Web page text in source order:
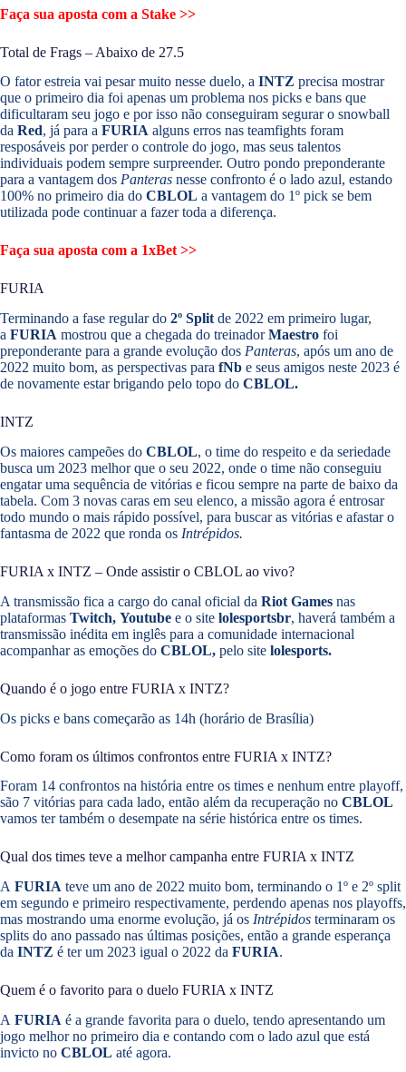
Faça sua aposta com a Stake >>
Total de Frags – Abaixo de 27.5
O fator estreia vai pesar muito nesse duelo, a INTZ precisa mostrar
que o primeiro dia foi apenas um problema nos picks e bans que
dificultaram seu jogo e por isso não conseguiram segurar o snowball
da Red, já para a FURIA alguns erros nas teamfights foram
resposáveis por perder o controle do jogo, mas seus talentos
individuais podem sempre surpreender. Outro pondo preponderante
para a vantagem dos Panteras nesse confronto é o lado azul, estando
100% no primeiro dia do CBLOL a vantagem do 1º pick se bem
utilizada pode continuar a fazer toda a diferença.
Faça sua aposta com a 1xBet>>
FURIA
Terminando a fase regular do 2º Split de 2022 em primeiro lugar,
a FURIA mostrou que a chegada do treinadorMaestro foi
preponderante para a grande evolução dos Panteras, após um ano de
2022 muito bom, as perspectivas para fNb e seus amigos neste 2023 é
de novamente estar brigando pelo topo do CBLOL.
INTZ
Os maiores campeões do CBLOL, o time do respeito e da seriedade
busca um 2023 melhor que o seu 2022, onde o time não conseguiu
engatar uma sequência de vitórias e ficou sempre na parte de baixo da
tabela. Com 3 novas caras em seu elenco, a missão agora é entrosar
todo mundo o mais rápido possível, para buscar as vitórias e afastar o
fantasma de 2022 que ronda os Intrépidos.
FURIA x INTZ – Onde assistir o CBLOL ao vivo?
A transmissão fica a cargo do canal oficial da Riot Games nas
plataformas Twitch, Youtube e o site lolesportsbr, haverá também a
transmissão inédita em inglês para a comunidade internacional
acompanhar as emoções do CBLOL, pelo site lolesports.
Quando é o jogo entre FURIA x INTZ?
Os picks e bans começarão as 14h (horário de Brasília)
Como foram os últimos confrontos entre FURIA x INTZ?
Foram 14 confrontos na história entre os times e nenhum entre playoff,
são 7 vitórias para cada lado, então além da recuperação no CBLOL
vamos ter também o desempate na série histórica entre os times.
Qual dos times teve a melhor campanha entre FURIA x INTZ
A FURIA teve um ano de 2022 muito bom, terminando o 1º e 2º split
em segundo e primeiro respectivamente, perdendo apenas nos playoffs,
mas mostrando uma enorme evolução, já os Intrépidos terminaram os
splits do ano passado nas últimas posições, então a grande esperança
da INTZ é ter um 2023 igual o 2022 da FURIA.
Quem é o favorito para o duelo FURIA x INTZ
A FURIA é a grande favorita para o duelo, tendo apresentando um
jogo melhor no primeiro dia e contando com o lado azul que está
invicto no CBLOL até agora.